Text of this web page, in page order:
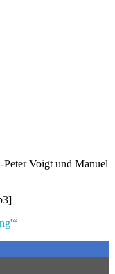
Voigt und Manuel